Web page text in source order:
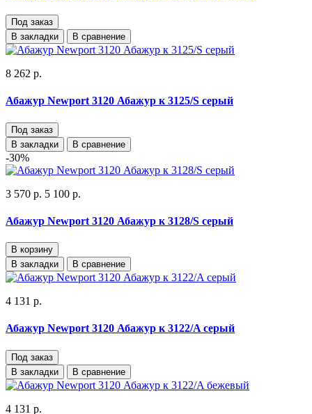
Под заказ
В закладки
В сравнение
8 262 р.
Абажур Newport 3120 Абажур к 3125/S серый
Под заказ
В закладки
В сравнение
-30%
3 570 р. 5 100 р.
Абажур Newport 3120 Абажур к 3128/S серый
В корзину
В закладки
В сравнение
4 131 р.
Абажур Newport 3120 Абажур к 3122/A серый
Под заказ
В закладки
В сравнение
4 131 р.